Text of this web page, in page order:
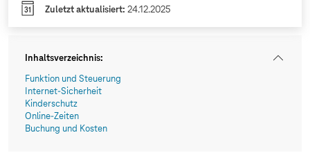
Zuletzt aktualisiert: 24.12.2025
Inhaltsverzeichnis:
Funktion und Steuerung
Internet-Sicherheit
Kinderschutz
Online-Zeiten
Buchung und Kosten